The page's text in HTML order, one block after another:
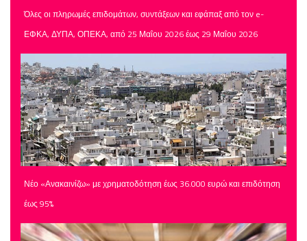
Όλες οι πληρωμές επιδομάτων, συντάξεων και εφάπαξ από τον e-
ΕΦΚΑ, ΔΥΠΑ, ΟΠΕΚΑ, από 25 Μαΐου 2026 έως 29 Μαΐου 2026
Νέο «Ανακαινίζω» με χρηματοδότηση έως 36.000 ευρώ και επιδότηση
έως 95%